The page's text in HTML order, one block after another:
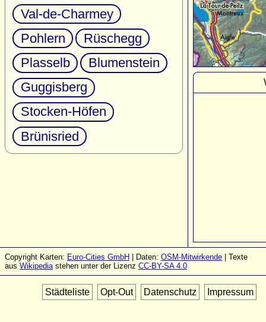
Val-de-Charmey
Pohlern
Rüschegg
Plasselb
Blumenstein
Guggisberg
Stocken-Höfen
Brünisried
Copyright Karten: Euro-Cities GmbH | Daten: OSM-Mitwirkende | Texte
aus Wikipediastehen unter der Lizenz CC-BY-SA 4.0
Städteliste Opt-Out Datenschutz Impressum